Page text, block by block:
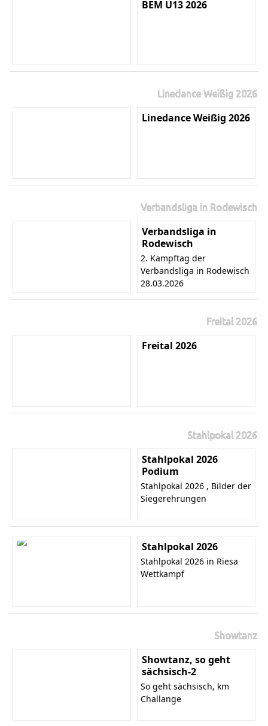
BEM U13 2026
Linedance Weißig 2026
Linedance Weißig 2026
Verbandsliga in Rodewisch
Verbandsliga in
Rodewisch
2. Kampftag der
Verbandsliga in Rodewisch
28.03.2026
Freital 2026
Freital 2026
Stahlpokal 2026
Stahlpokal 2026
Podium
Stahlpokal 2026 , Bilder der
Siegerehrungen
Stahlpokal 2026
Stahlpokal 2026 in Riesa
Wettkampf
Showtanz
Showtanz, so geht
sächsisch-2
So geht sächsisch, km
Challange